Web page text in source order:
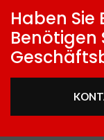
Haben Sie
Benötigen